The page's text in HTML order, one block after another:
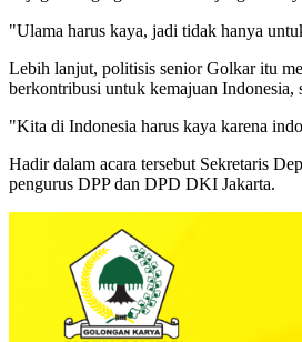
"Ulama harus kaya, jadi tidak hanya
Lebih lanjut, politisis senior Golkar itu
berkontribusi untuk kemajuan Indonesia,
"Kita di Indonesia harus kaya karena
Hadir dalam acara tersebut Sekretaris
pengurus DPP dan DPD DKI Jakarta.